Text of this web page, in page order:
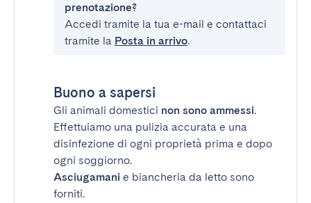
prenotazione?
Accedi tramite la tua e-mail e contattaci
tramite la Posta in arrivo.
Buono a sapersi
Gli animali domestici non sono ammessi.
Effettuiamo una pulizia accurata e una
disinfezione di ogni proprietà prima e dopo
ogni soggiorno.
Asciugamani e biancheria da letto sono
forniti.